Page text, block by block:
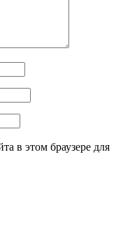
в этом браузере для